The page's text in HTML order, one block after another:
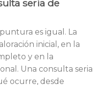
seria de
es igual. La
inicial, en la
y en la
Una consulta seria
ocurre, desde